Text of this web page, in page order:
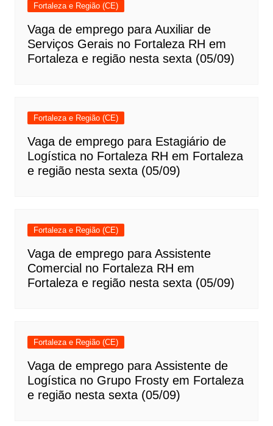
Fortaleza e Região (CE)
Vaga de emprego para Auxiliar de
Serviços Gerais no Fortaleza RH em
Fortaleza e região nesta sexta (05/09)
Fortaleza e Região (CE)
Vaga de emprego para Estagiário de
Logística no Fortaleza RH em Fortaleza
e região nesta sexta (05/09)
Fortaleza e Região (CE)
Vaga de emprego para Assistente
Comercial no Fortaleza RH em
Fortaleza e região nesta sexta (05/09)
Fortaleza e Região (CE)
Vaga de emprego para Assistente de
Logística no Grupo Frosty em Fortaleza
e região nesta sexta (05/09)